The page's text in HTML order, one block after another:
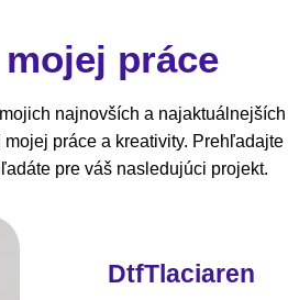
práce
najnovších a
práce a kreativity.
pre váš nasledujúci projekt.
DtfTlaciaren